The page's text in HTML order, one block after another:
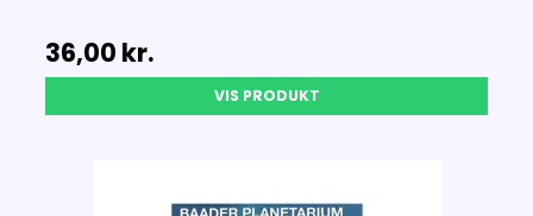
36,00 kr.
VIS PRODUKT